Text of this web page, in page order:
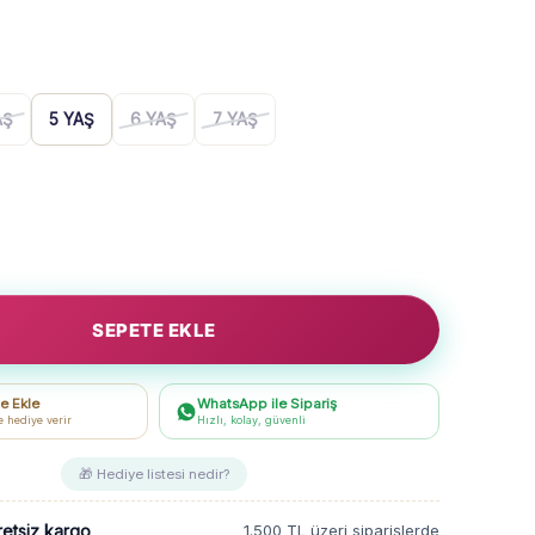
5 YAŞ 6 YAŞ 7 YAŞ
SEPETE EKLE
Ekle
hediye verir
WhatsApp ile Sipariş
Hızlı, kolay, güvenli
🎁 Hediye listesi nedir?
kargo 1.500 TL üzeri siparişlerde